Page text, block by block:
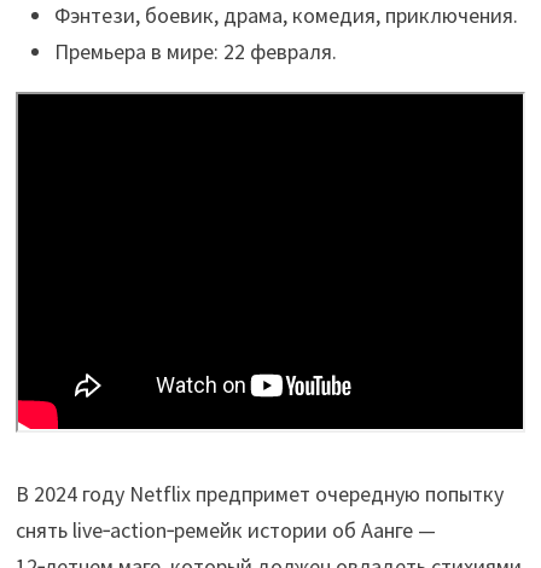
Фэнтези, боевик, драма, комедия, приключения.
Премьера в мире: 22 февраля.
В 2024 году Netflix предпримет очередную попытку
снять live‑action‑ремейк истории об Аанге —